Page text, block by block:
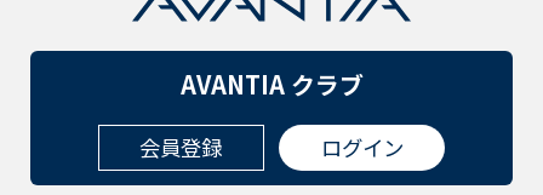
AVANTIA クラブ
会員登録 ログイン